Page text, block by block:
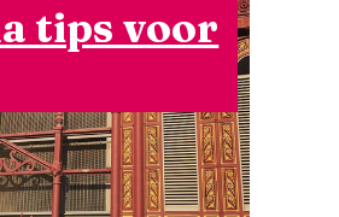
tips voor